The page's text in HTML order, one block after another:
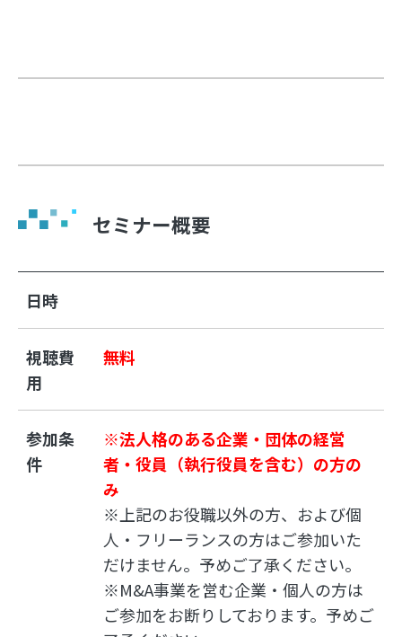
セミナー概要
日時
視聴費
用
無料
参加条
件
※法人格のある企業・団体の経営
者・役員（執行役員を含む）の方の
み
※上記のお役職以外の方、および個
人・フリーランスの方はご参加いた
だけません。予めご了承ください。
※M&A事業を営む企業・個人の方は
ご参加をお断りしております。予めご